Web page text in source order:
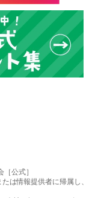
公式］
は情報提供者に帰属し、